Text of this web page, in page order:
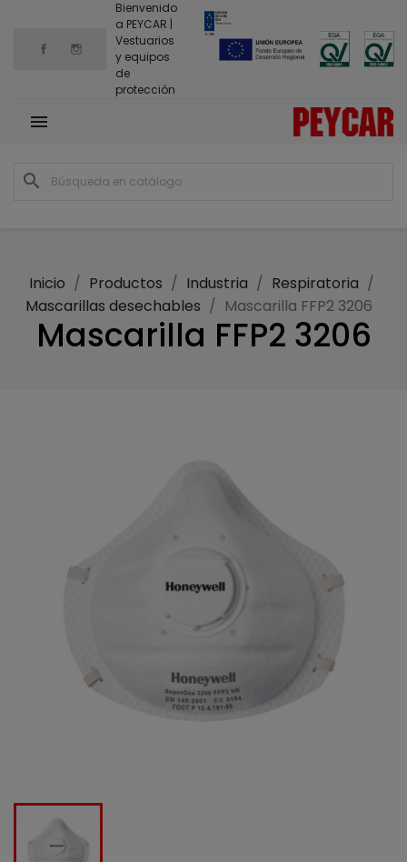
FacebookInstagram
Bienvenido
a PEYCAR |
Vestuarios
y equipos
de
protección

search
Inicio Productos Industria
Respiratoria
Mascarillas desechables
Mascarilla FFP2 3206
Mascarilla FFP2 3206